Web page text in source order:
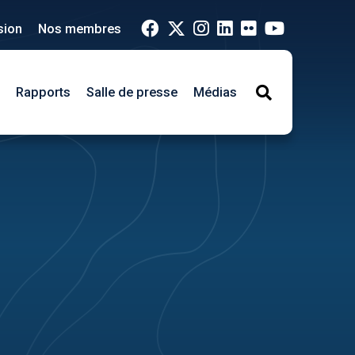
Nos membres
Rapports Salle de presse Médias
Search